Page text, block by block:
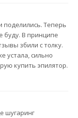
поделились. Теперь
буду. В принципе
збили с толку.
устала, сильно
купить эпилятор.
шугаринг